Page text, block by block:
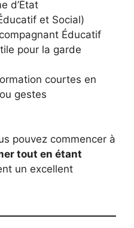
d’État
et Social)
Éducatif
pour la garde
courtes en
gestes
pouvez commencer à
tout en étant
un excellent